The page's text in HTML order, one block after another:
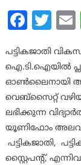
പട്ടികജാതി
ഐ.ടി.ഐയില്‍
ഓണ്‍ലൈനായി
വെബ്സൈറ്റ്
ലഭിക്കുന്ന
യൂണിഫോം
പട്ടികജാതി,
സ്റ്റൈപന്റ്,